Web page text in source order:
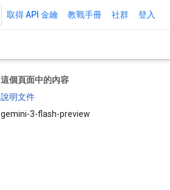
取得 API 金鑰 教戰手冊 社群 登入
這個頁面中的內容
說明文件
gemini-3-flash-preview